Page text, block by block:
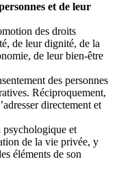
et de leur
des droits
de leur dignité, de la
de leur bien-être
des personnes
Réciproquement,
directement et
psychologique et
de la vie privée, y
éléments de son